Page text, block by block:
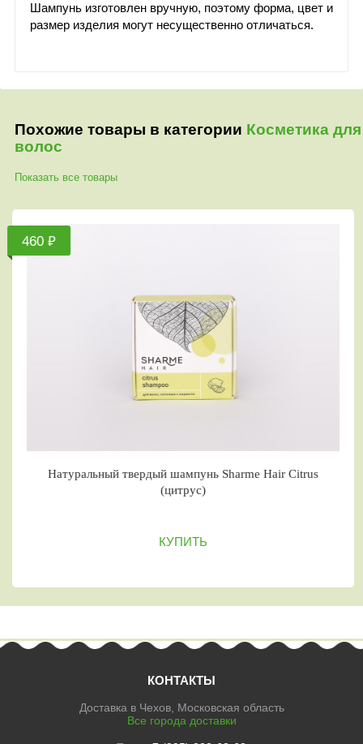
Шампунь изготовлен вручную, поэтому форма, цвет и
размер изделия могут несущественно отличаться.
Похожие товары в категории Косметика для
волос
Показать все товары
твердый шампунь Sharme Hair Citrus
КОНТАКТЫ
Доставка в Чехов, Московская область
Все города доставки